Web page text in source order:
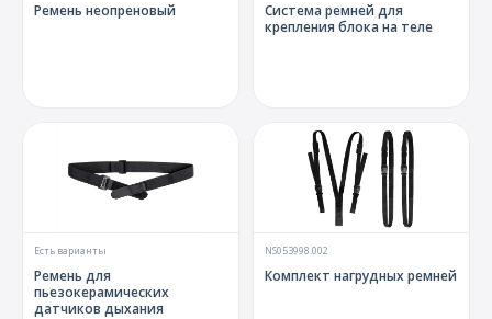
Ремень неопреновый
Система ремней для
крепления блока на теле
Есть варианты
Ремень для
пьезокерамических
датчиков дыхания
NS053998.002
Комплект нагрудных ремней